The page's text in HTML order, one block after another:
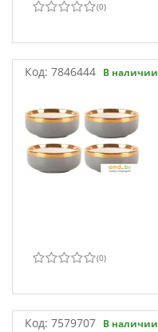
(0)
Код: 7846444 В наличии
(0)
Код: 7579707 В наличии